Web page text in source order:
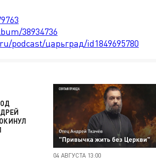
38934736
podcast/царьград/id1849695780
04 АВГУСТА 13:00